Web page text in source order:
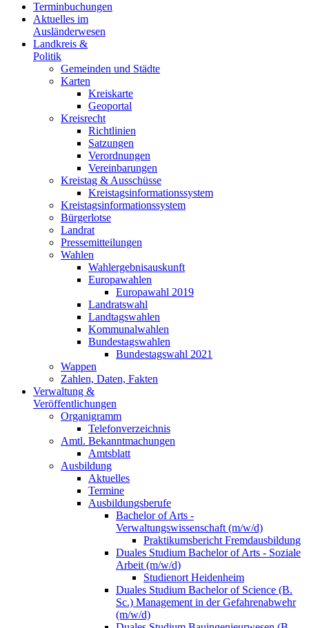
Terminbuchungen
Aktuelles im
Ausländerwesen
Landkreis &
Politik
Gemeinden und Städte
Karten
Kreiskarte
Geoportal
Kreisrecht
Richtlinien
Satzungen
Verordnungen
Vereinbarungen
Kreistag & Ausschüsse
Kreistagsinformationssystem
Kreistagsinformationssystem
Bürgerlotse
Landrat
Pressemitteilungen
Wahlen
Wahlergebnisauskunft
Europawahlen
Europawahl 2019
Landratswahl
Landtagswahlen
Kommunalwahlen
Bundestagswahlen
Bundestagswahl 2021
Wappen
Zahlen, Daten, Fakten
Verwaltung &
Veröffentlichungen
Organigramm
Telefonverzeichnis
Amtl. Bekanntmachungen
Amtsblatt
Ausbildung
Aktuelles
Termine
Ausbildungsberufe
Bachelor of Arts -
Verwaltungswissenschaft (m/w/d)
Praktikumsbericht Fremdausbildung
Duales Studium Bachelor of Arts - Soziale
Arbeit (m/w/d)
Studienort Heidenheim
Duales Studium Bachelor of Science (B.
Sc.) Management in der Gefahrenabwehr
(m/w/d)